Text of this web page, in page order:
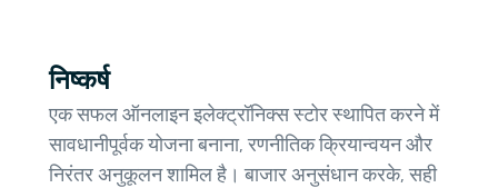
निष्कर्ष
एक सफल ऑनलाइन इलेक्ट्रॉनिक्स स्टोर स्थापित करने में
सावधानीपूर्वक योजना बनाना, रणनीतिक क्रियान्वयन और
निरंतर अनुकूलन शामिल है। बाजार अनुसंधान करके, सही